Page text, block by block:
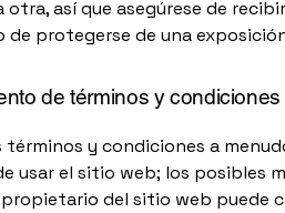
así que asegúrese de
protegerse de una
de términos y condiciones
términos y condiciones a
usar el sitio web; los posibles
del sitio web puede